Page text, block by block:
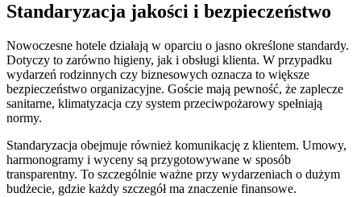
Standaryzacja jakości i bezpieczeństwo
Nowoczesne hotele działają w oparciu o jasno określone standardy.
Dotyczy to zarówno higieny, jak i obsługi klienta. W przypadku
wydarzeń rodzinnych czy biznesowych oznacza to większe
bezpieczeństwo organizacyjne. Goście mają pewność, że zaplecze
sanitarne, klimatyzacja czy system przeciwpożarowy spełniają
normy.
Standaryzacja obejmuje również komunikację z klientem. Umowy,
harmonogramy i wyceny są przygotowywane w sposób
transparentny. To szczególnie ważne przy wydarzeniach o dużym
budżecie, gdzie każdy szczegół ma znaczenie finansowe.